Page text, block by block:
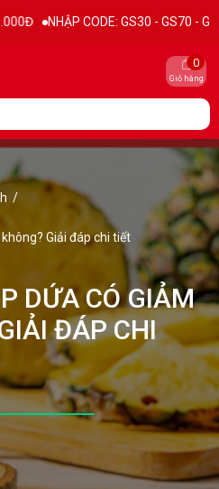
CODE: GS30 - GS70 - GS100 giảm
Giỏ hàng
0
/
Giải đáp chi tiết
DỨA CÓ GIẢM
ĐÁP CHI